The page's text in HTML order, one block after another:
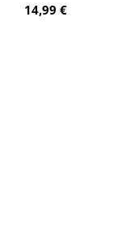
Regulärer Preis:
14,99 €